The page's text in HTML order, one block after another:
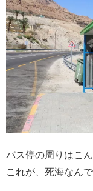
バス停の周りはこ
これが、死海なんで